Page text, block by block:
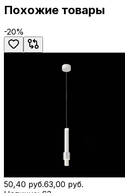
Похожие товары
-20%
50,40 руб.63,00 руб.